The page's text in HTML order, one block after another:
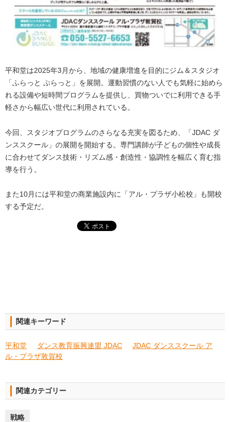
平和堂は2025年3月から、地域の健康増進を目的にジム＆スタジオ
「ふらっと ぷらっと」を展開。運動習慣のない人でも気軽に始めら
れる設備や短時間プログラムを提供し、買物ついでに利用できる手
軽さから幅広い世代に利用されている。
今回、スタジオプログラムのさらなる充実を図るため、「JDAC ダ
ンススクール」の展開を開始する。専門講師が子どもの個性や成長
に合わせてダンス技術・リズム感・創造性・協調性を幅広く育む指
導を行う。
また10月には平和堂の商業施設内に「アル・プラザ小松校」も開校
する予定だ。
関連キーワード
平和堂 ダンス教育振興連盟 JDAC
JDAC ダンススクール ア
ル・プラザ敦賀校
関連カテゴリー
戦略